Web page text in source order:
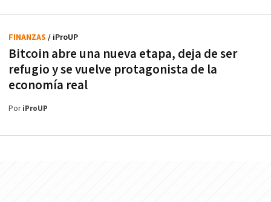
Bitcoin abre una nueva etapa, deja de ser
refugio y se vuelve protagonista de la
economía real
FINANZAS / iProUP
PoriProUP